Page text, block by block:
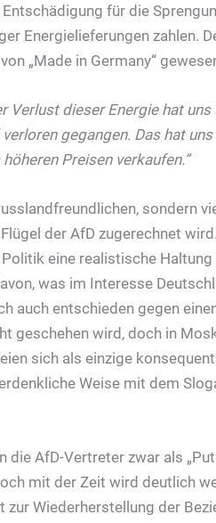
für die
Energielieferungen zahlen.
„Made in Germany“
Verlust dieser Energie hat
gegangen. Das hat uns
Preisen verkaufen.“
sondern
der AfD zugerechnet
eine realistische
was im Interesse
auch entschieden gegen
geschehen wird, doch in
sich als einzige
Weise mit dem
die AfD-Vertreter zwar als
mit der Zeit wird deutlich
Wiederherstellung der